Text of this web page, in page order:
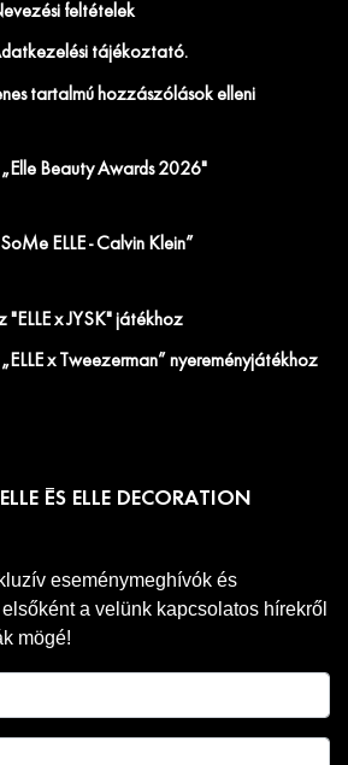
feltételek
tájékoztató.
tartalmú hozzászólások elleni
Beauty Awards 2026"
ELLE - Calvin Klein”
"ELLE x JYSK" játékhoz
x Tweezerman” nyereményjátékhoz
ÉS ELLE DECORATION
eseménymeghívók és
a velünk kapcsolatos hírekről
mögé!